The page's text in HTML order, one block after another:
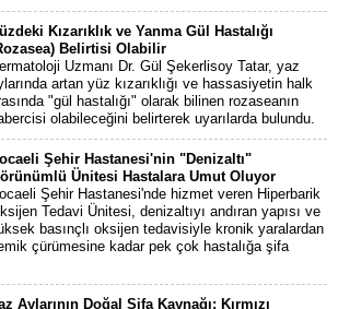
Kızarıklık ve Yanma Gül Hastalığı
Belirtisi Olabilir
Uzmanı Dr. Gül Şekerlisoy Tatar, yaz
artan yüz kızarıklığı ve hassasiyetin halk
"gül hastalığı" olarak bilinen rozaseanın
olabileceğini belirterek uyarılarda bulundu.
Şehir Hastanesi'nin "Denizaltı"
Ünitesi Hastalara Umut Oluyor
Şehir Hastanesi'nde hizmet veren Hiperbarik
Tedavi Ünitesi, denizaltıyı andıran yapısı ve
basınçlı oksijen tedavisiyle kronik yaralardan
çürümesine kadar pek çok hastalığa şifa
Aylarının Doğal Şifa Kaynağı: Kırmızı